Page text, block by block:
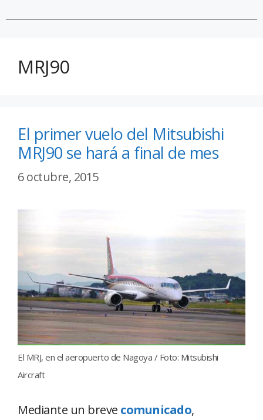
MRJ90
El primer vuelo del Mitsubishi
MRJ90 se hará a final de mes
6 octubre, 2015
El MRJ, en el aeropuerto de Nagoya / Foto: Mitsubishi
Aircraft
Mediante un breve comunicado,